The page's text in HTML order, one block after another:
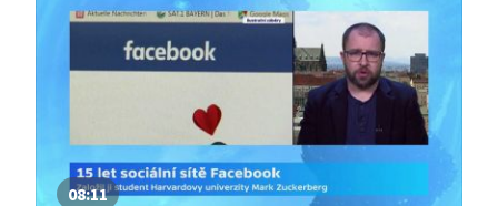
Z těchto různorodých skupin vyplývají i velmi
různorodé požadavky na konkrétní pomoc a ČR je
dnes v tomto směru na srovnatelné úrovni jako
08:11